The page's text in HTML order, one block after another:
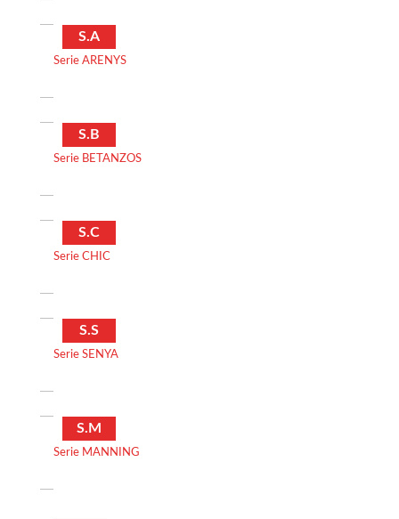
S.A
Serie ARENYS
S.B
Serie BETANZOS
S.C
Serie CHIC
S.S
Serie SENYA
S.M
Serie MANNING